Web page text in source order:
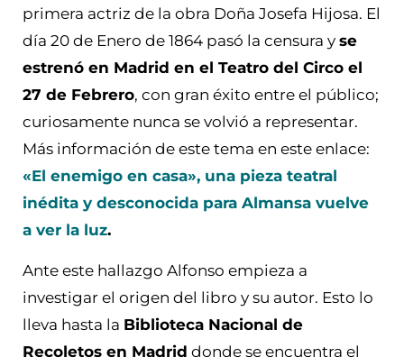
primera actriz de la obra Doña Josefa Hijosa. El
día 20 de Enero de 1864 pasó la censura y se
estrenó en Madrid en el Teatro del Circo el
27 de Febrero, con gran éxito entre el público;
curiosamente nunca se volvió a representar.
Más información de este tema en este enlace:
«El enemigo en casa», una pieza teatral
inédita y desconocida para Almansa vuelve
a ver la luz.
Ante este hallazgo Alfonso empieza a
investigar el origen del libro y su autor. Esto lo
lleva hasta la Biblioteca Nacional de
Recoletos en Madrid donde se encuentra el